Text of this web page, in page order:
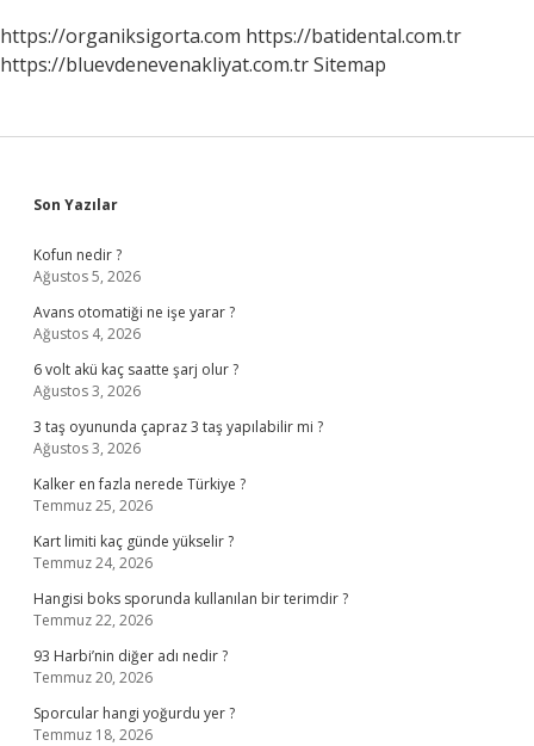
https://organiksigorta.com https://batidental.com.tr
https://bluevdenevenakliyat.com.trSitemap
Sidebar
Son Yazılar
Kofun nedir ?
Ağustos 5, 2026
Avans otomatiği ne işe yarar ?
Ağustos 4, 2026
6 volt akü kaç saatte şarj olur ?
Ağustos 3, 2026
3 taş oyununda çapraz 3 taş yapılabilir mi ?
Ağustos 3, 2026
Kalker en fazla nerede Türkiye ?
Temmuz 25, 2026
Kart limiti kaç günde yükselir ?
Temmuz 24, 2026
Hangisi boks sporunda kullanılan bir terimdir ?
Temmuz 22, 2026
93 Harbi’nin diğer adı nedir ?
Temmuz 20, 2026
Sporcular hangi yoğurdu yer ?
Temmuz 18, 2026